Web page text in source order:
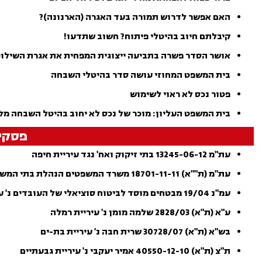
האם אפשר לדרוש תמורה בעד האגרה (הארנונה)?
קיבלתם חיוב בהיטלי פיתוח? חשוב שתדעו!
אושר הסדר פשרה בתביעה ייצוגית המפחית את אגרת
בית המשפט המחוזי עושה סדר בהיטלי השבחה
פטור נכס לא ראוי לשימוש
בית המשפט העליון: מוכר של נכס לא יחוב בהיטל השבחה
עת"מ 13245-06-12 בתי זיקוק ואח' נגד עיריית חיפה
עת"מ (ת""א) 18701-11-11 משרד המשפטים הנהלת בתי המשפט נ' עירית רמת גן
עמ"נ 19/04 מבטחים מוסד לביטוח סוציאלי של העובדים נ' עיריית דימונה
ע"א (ת"א) 2828/03 שלמה מומן נ' עיריית רמלה
בש"א (ת"א) 30728/07 שרית חבה נ' עיריית בת-ים
ת"צ (ת"א) 40550-12-10 אמיר יעקבי נ' עיריית גבעתיים